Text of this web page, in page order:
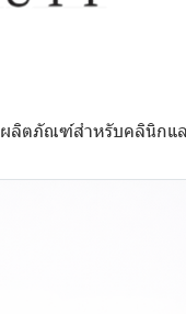
ผลิตภัณฑ์สำหรับคลินิกแล